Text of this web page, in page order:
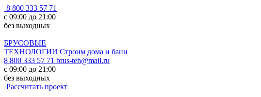
8 800 333 57 71
с 09:00 до 21:00
без выходных
БРУСОВЫЕ
ТЕХНОЛОГИИ Строим дома и бани
8 800 333 57 71 brus-teh@mail.ru
с 09:00 до 21:00
без выходных
Рассчитать проект